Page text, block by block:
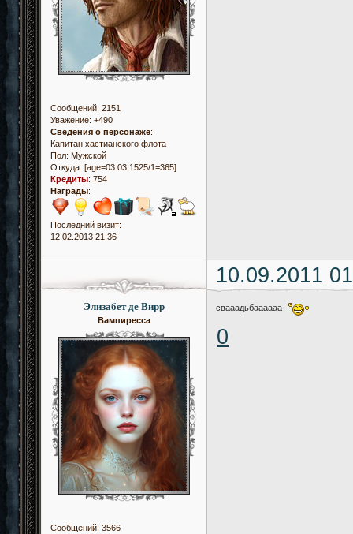
Сообщений: 2151
Уважение: +490
Сведения о персонаже:
Капитан хастианского флота
Пол: Мужской
Откуда: [age=03.03.1525/1=365]
Кредиты: 754
Награды:
Последний визит:
12.02.2013 21:36
10.09.2011
Элизабет де Вирр
Вампиресса
Сообщений: 3566
свааадьбаааааа
0